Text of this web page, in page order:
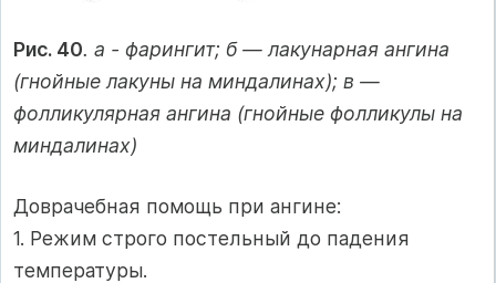
Рис. 40. а - фарингит; б — лакунарная ангина
(гнойные лакуны на миндалинах); в —
фолликулярная ангина (гнойные фолликулы на
миндалинах)
Доврачебная помощь при ангине:
1. Режим строго постельный до падения
температуры.